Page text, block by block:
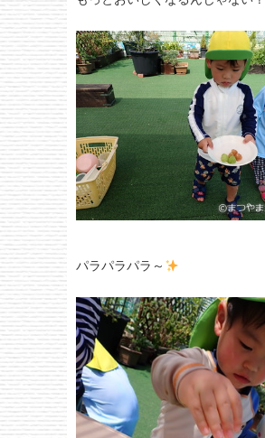
パラパラパラ～